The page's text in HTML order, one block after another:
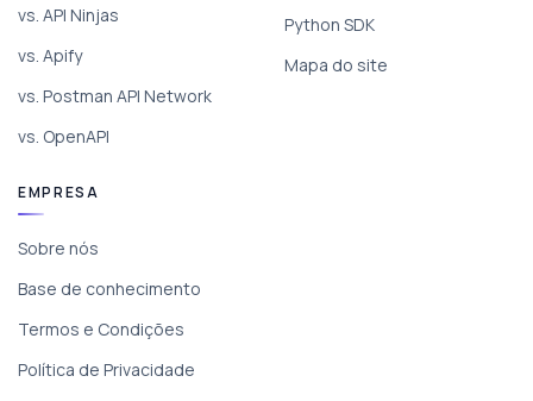
vs. API Ninjas
vs. Apify
vs. Postman API Network
vs. OpenAPI
Python SDK
Mapa do site
EMPRESA
Sobre nós
Base de conhecimento
Termos e Condições
Política de Privacidade